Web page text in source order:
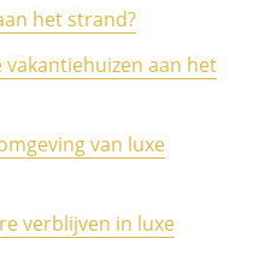
het strand?
aan het
van luxe
verblijven in luxe